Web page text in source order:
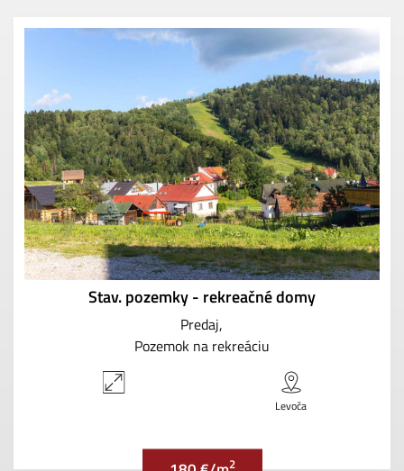
Stav. pozemky - rekreačné domy
Predaj
Pozemok na rekreáciu
Levoča
2